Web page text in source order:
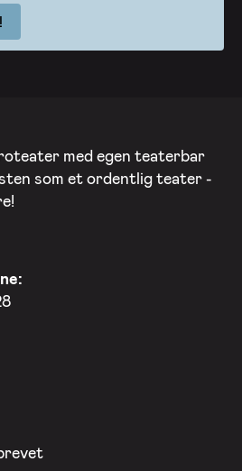
med egen teaterbar
som et ordentlig teater -